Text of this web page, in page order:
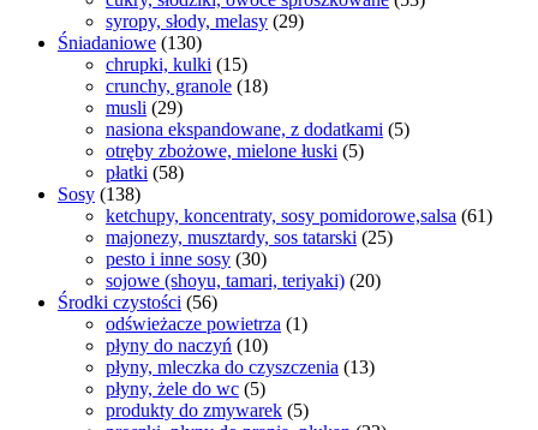
syropy, słody, melasy (29)
Śniadaniowe (130)
chrupki, kulki (15)
crunchy, granole (18)
musli (29)
nasiona ekspandowane, z dodatkami (5)
otręby zbożowe, mielone łuski (5)
płatki (58)
Sosy (138)
ketchupy, koncentraty, sosy pomidorowe,salsa (61)
majonezy, musztardy, sos tatarski (25)
pesto i inne sosy (30)
sojowe (shoyu, tamari, teriyaki) (20)
Środki czystości (56)
odświeżacze powietrza (1)
płyny do naczyń (10)
płyny, mleczka do czyszczenia (13)
płyny, żele do wc (5)
produkty do zmywarek (5)